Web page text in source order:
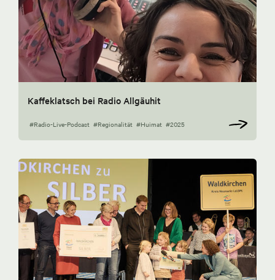
Kaffeklatsch bei Radio Allgäuhit
#Radio-Live-Podcast #Regionalität #Huimat #2025